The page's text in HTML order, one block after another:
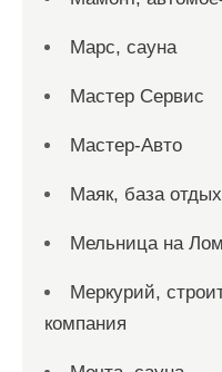
Марс, сауна
Мастер Сервис
Мастер-Авто
Маяк, база
Мельница на
Меркурий,
компания